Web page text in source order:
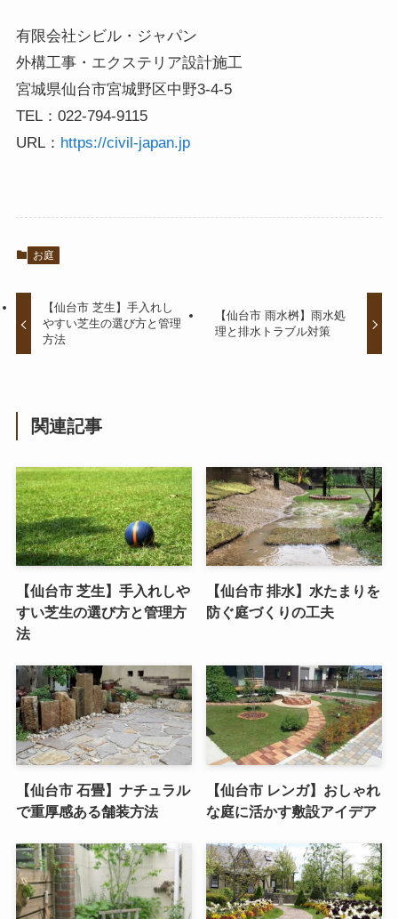
有限会社シビル・ジャパン
外構工事・エクステリア設計施工
宮城県仙台市宮城野区中野3-4-5
TEL：022-794-9115
URL： https://civil-japan.jp
お庭
【仙台市 芝生】手入れし
やすい芝生の選び方と管理
方法
【仙台市 雨水桝】雨水処
理と排水トラブル対策
関連記事
【仙台市 芝生】手入れしや
すい芝生の選び方と管理方
法
【仙台市 排水】水たまりを
防ぐ庭づくりの工夫
【仙台市 石畳】ナチュラル
で重厚感ある舗装方法
【仙台市 レンガ】おしゃれ
な庭に活かす敷設アイデア